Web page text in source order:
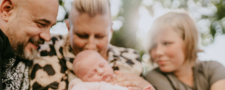
RODINNÉ FOCENÍ